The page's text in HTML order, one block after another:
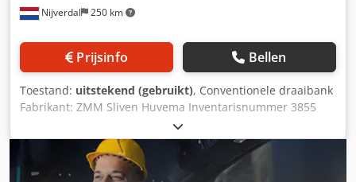
Nijverdal 250 km
Prijsinfo Bellen
Toestand: uitstekend (gebruikt), Conventionele draaibank
Fabrikant: ZMM Sliven Huvema Inventarisnummer 3855
Type HU310 x 750 Bouwjaar 2007 Afstand tussen de
centers 750 mm Hoogte tussen de centers 155 mm
Draaiddiameter over het bed 310 mm Spilboring 32 mm
Dksdpfx Aiszlx Nlsier 3-beks spanplaat